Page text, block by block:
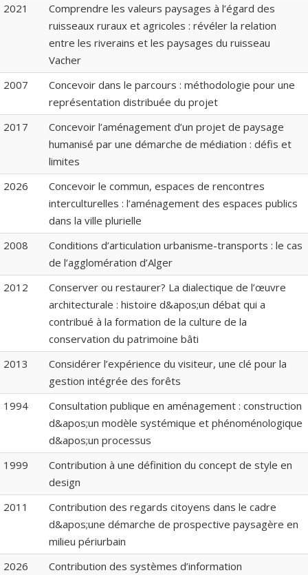
2021
Comprendre les valeurs paysages à l’égard des
ruisseaux ruraux et agricoles : révéler la relation
entre les riverains et les paysages du ruisseau
Vacher
2007
Concevoir dans le parcours : méthodologie pour une
représentation distribuée du projet
2017
Concevoir l’aménagement d’un projet de paysage
humanisé par une démarche de médiation : défis et
limites
2026
Concevoir le commun, espaces de rencontres
interculturelles : l’aménagement des espaces publics
dans la ville plurielle
2008
Conditions d’articulation urbanisme-transports : le cas
de l’agglomération d’Alger
2012
Conserver ou restaurer? La dialectique de l’œuvre
architecturale : histoire d&apos;un débat qui a
contribué à la formation de la culture de la
conservation du patrimoine bâti
2013
Considérer l’expérience du visiteur, une clé pour la
gestion intégrée des forêts
1994
Consultation publique en aménagement : construction
d&apos;un modèle systémique et phénoménologique
d&apos;un processus
1999
Contribution à une définition du concept de style en
design
2011
Contribution des regards citoyens dans le cadre
d&apos;une démarche de prospective paysagère en
milieu périurbain
2026
Contribution des systèmes d’information